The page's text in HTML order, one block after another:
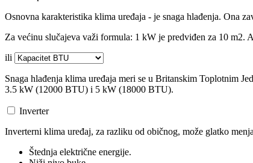
Osnovna karakteristika klima uređaja - je snaga hlađenja. Ona
Za većinu slučajeva važi formula: 1 kW je predviđen za 10 m2.
ili
Snaga hlađenja klima uređaja meri se u Britanskim Toplotnim
3.5 kW (12000 BTU) i 5 kW (18000 BTU).
Inverter
Inverterni klima uređaj, za razliku od običnog, može glatko
Štednja električne energije.